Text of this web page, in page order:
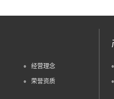
经营理念
荣誉资质